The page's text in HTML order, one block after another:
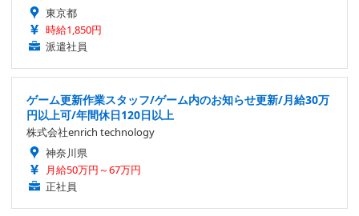
東京都
時給1,850円
派遣社員
ゲーム更新作業スタッフ/ゲーム内のお知らせ更新/月給30万
円以上可/年間休日120日以上
株式会社enrich technology
神奈川県
月給50万円～67万円
正社員